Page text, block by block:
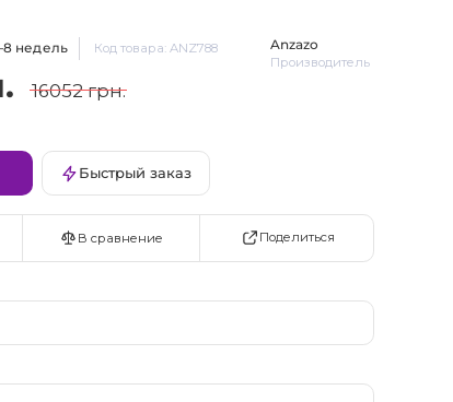
недель Код товара: ANZ788
Anzazo
Производитель
16052 грн.
Быстрый заказ
В сравнение Поделиться